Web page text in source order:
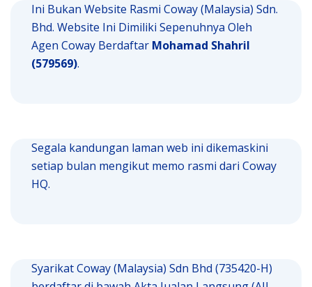
Ini Bukan Website Rasmi Coway (Malaysia) Sdn.
Bhd. Website Ini Dimiliki Sepenuhnya Oleh
Agen Coway Berdaftar Mohamad Shahril
(579569).
Segala kandungan laman web ini dikemaskini
setiap bulan mengikut memo rasmi dari Coway
HQ.
Syarikat Coway (Malaysia) Sdn Bhd (735420-H)